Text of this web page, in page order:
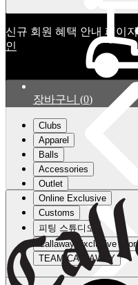
신규 회원 혜택 안내 페이
인
장바구니 (0)
Clubs
Apparel
Balls
Accessories
Outlet
Online Exclusive
Customs
피팅 스튜디오
Callaway Exclusive Store
TEAM CALLAWAY